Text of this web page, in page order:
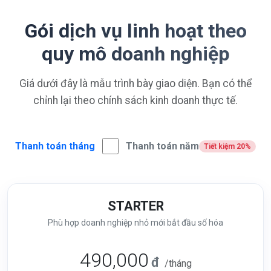
Gói dịch vụ linh hoạt theo
quy mô doanh nghiệp
Giá dưới đây là mẫu trình bày giao diện. Bạn có thể
chỉnh lại theo chính sách kinh doanh thực tế.
Thanh toán tháng Thanh toán năm Tiết kiệm 20%
STARTER
Phù hợp doanh nghiệp nhỏ mới bắt đầu số hóa
490,000 đ /tháng